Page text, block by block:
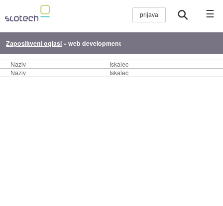
☰
Zaposlitveni oglasi »web development
Naziv
Iskalec
Naziv
Iskalec